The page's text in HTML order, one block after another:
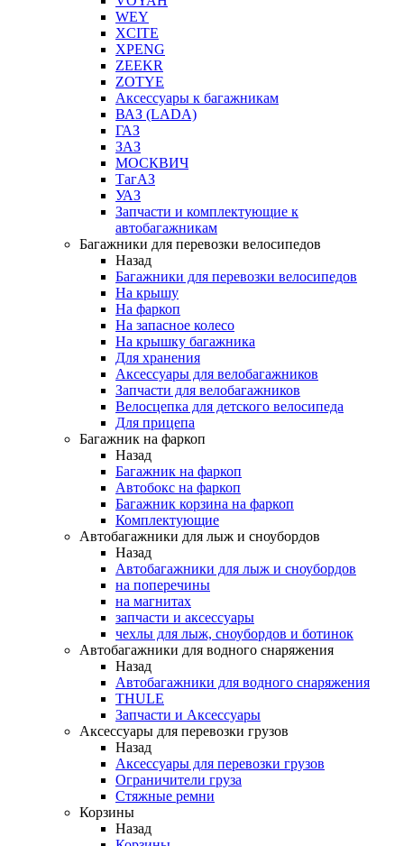
WEY
XCITE
XPENG
ZEEKR
ZOTYE
Аксессуары к багажникам
ВАЗ (LADA)
ГАЗ
ЗАЗ
МОСКВИЧ
ТагАЗ
УАЗ
Запчасти и комплектующие к
автобагажникам
Багажники для перевозки велосипедов
Назад
Багажники для перевозки велосипедов
На крышу
На фаркоп
На запасное колесо
На крышку багажника
Для хранения
Аксессуары для велобагажников
Запчасти для велобагажников
Велосцепка для детского велосипеда
Для прицепа
Багажник на фаркоп
Назад
Багажник на фаркоп
Автобокс на фаркоп
Багажник корзина на фаркоп
Комплектующие
Автобагажники для лыж и сноубордов
Назад
Автобагажники для лыж и сноубордов
на поперечины
на магнитах
запчасти и аксессуары
чехлы для лыж, сноубордов и ботинок
Автобагажники для водного снаряжения
Назад
Автобагажники для водного снаряжения
THULE
Запчасти и Аксессуары
Аксессуары для перевозки грузов
Назад
Аксессуары для перевозки грузов
Ограничители груза
Стяжные ремни
Корзины
Назад